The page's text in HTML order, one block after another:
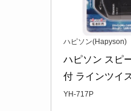
ハピソン(Hapyson)
ハピソン スピ
付 ラインツイ
YH-717P